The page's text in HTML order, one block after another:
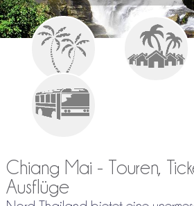
Chiang Mai - Touren,
Ausflüge